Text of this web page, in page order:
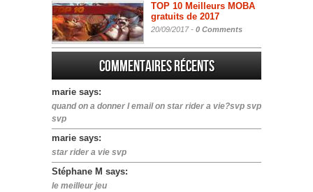
TOP 10 Meilleurs MOBA
gratuits de 2017
20/09/2017 - 0 Comments
Commentaires récents
marie says:
quand on a donner l email on star rider a vie?svp svp
svp
marie says:
star rider a vie svp
Stéphane M says:
le meilleur jeu